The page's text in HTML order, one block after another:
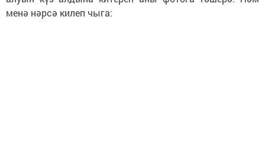
менә нәрсә килеп чыга: